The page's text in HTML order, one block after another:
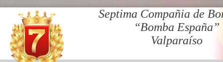
Septima Compañia de
“Bomba España”
Valparaíso